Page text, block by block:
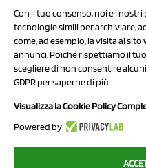
2023 NCX
Con il tuo consenso, noi e i
tecnologie simili per archiviare,
come, ad esempio, la visita al
annunci. Poiché rispettiamo il
scegliere di non consentire
GDPR per saperne di più.
Visualizza la Cookie Policy
Powered by